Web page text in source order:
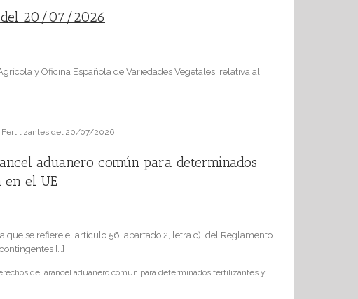
del 20/07/2026
y Oficina Española de Variedades Vegetales, relativa al
Fertilizantes del 20/07/2026
aduanero común para determinados
en el UE
se refiere el artículo 56, apartado 2, letra c), del Reglamento
[…]
del arancel aduanero común para determinados fertilizantes y